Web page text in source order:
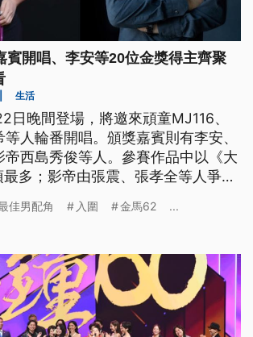
賓開唱、李安等20位金獎得主齊聚
生活
日晚間登場，將邀來頑童MJ116、
人輪番開唱。頒獎嘉賓則有李安、
帝西島秀俊等人。參賽作品中以《大
最多；影帝由張震、張孝全等人爭
公視新聞網》整理金馬62看點，帶您
佳男配角 入圍 金馬62 ...